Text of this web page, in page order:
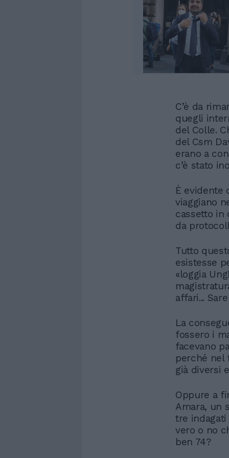
C’è da
quegli
del Colle.
del Csm
erano a
c’è stato
È evidente
viaggiano
cassetto in
da
Tutto
esistesse
«loggia
affari...
La
fossero i
facevano
perché nel
già diversi
Oppure a
Amara, un
tre indagati
vero o no
ben 74?